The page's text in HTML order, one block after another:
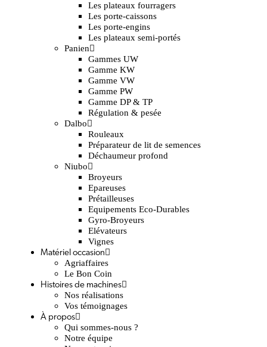
Les plateaux fourragers
Les porte-caissons
Les porte-engins
Les plateaux semi-portés
Panien
Gammes UW
Gamme KW
Gamme VW
Gamme PW
Gamme DP & TP
Régulation & pesée
Dalbo
Rouleaux
Préparateur de lit de semences
Déchaumeur profond
Niubo
Broyeurs
Epareuses
Prétailleuses
Equipements Eco-Durables
Gyro-Broyeurs
Elévateurs
Vignes
Matériel occasion
Agriaffaires
Le Bon Coin
Histoires de machines
Nos réalisations
Vos témoignages
À propos
Qui sommes-nous ?
Notre équipe